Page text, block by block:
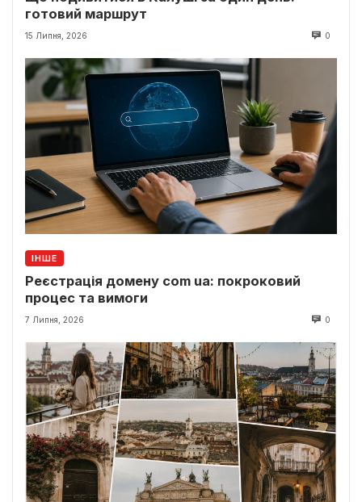
готовий маршрут
15 Липня, 2026 0
ІНШЕ
Реєстрація домену com ua: покроковий
процес та вимоги
7 Липня, 2026 0